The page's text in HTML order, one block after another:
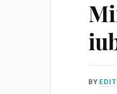
BY